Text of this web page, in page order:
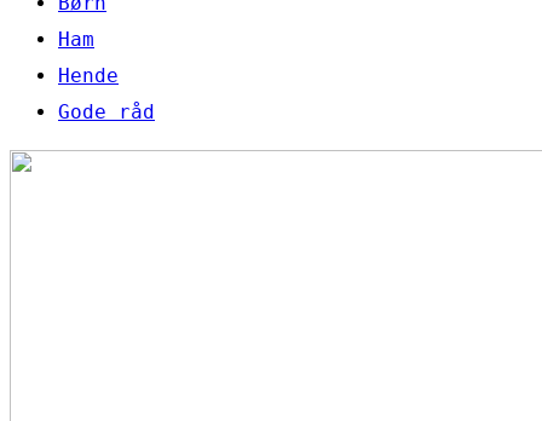
Ham
Hende
Gode råd